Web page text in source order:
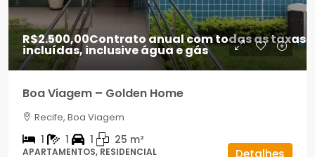
R$2.500,00Contrato anual com todas as taxas
incluídas, inclusive água e gás
Boa Viagem – Golden Home
Recife, Boa Viagem
1 1 1 25 m²
APARTAMENTOS, RESIDENCIAL Detalhes